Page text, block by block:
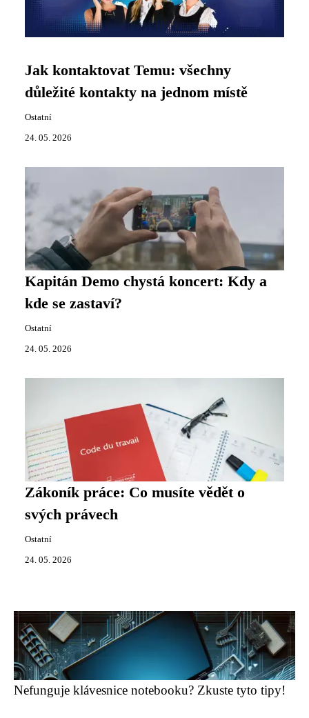
Jak kontaktovat Temu: všechny
důležité kontakty na jednom místě
Ostatní
24. 05. 2026
Kapitán Demo chystá koncert: Kdy a
kde se zastaví?
Ostatní
24. 05. 2026
Zákoník práce: Co musíte vědět o
svých právech
Ostatní
24. 05. 2026
Nefunguje klávesnice notebooku? Zkuste tyto tipy!